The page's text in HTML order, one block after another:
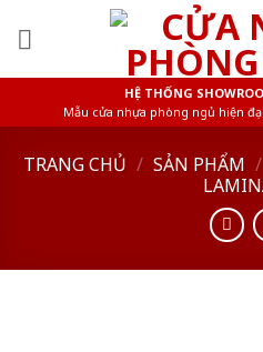
HỆ THỐNG
Mẫu cửa nhựa phòng ngủ hiện
TRANG CHỦ / SẢN PHẨM /